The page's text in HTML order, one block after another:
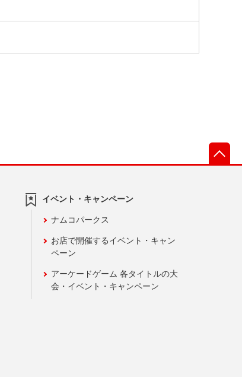
イベント・キャンペーン
ナムコパークス
お店で開催するイベント・キャン
ペーン
アーケードゲーム 各タイトルの大
会・イベント・キャンペーン